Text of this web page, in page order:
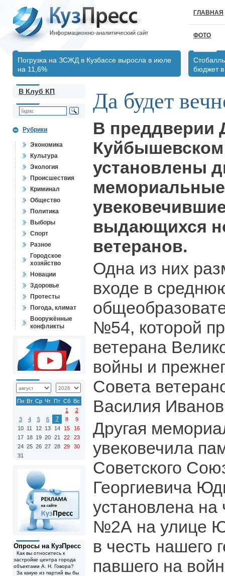
ГЛАВНАЯ
ФОТО
Погрузка на ЗСЖД в Кузбассе выросла в июле
на 11,6%
бюджет в
В Клуб КП
Рубрики
Экономика
Культура
Экология
Происшествия
Криминал
Общество
Политика
Выборы
Спорт
Разное
Городское
хозяйство
Новации
Здоровье
Протесты
Погода, климат
Вооружённые
конфликты
Пн Вт Ср Чт Пт Сб Вс
1
2
3
4 5 6 7 8
9
10 11 12 13 14 15
16
17 18 19 20 21 22
23
24 25 26 27 28 29
30
31
Опросы на КузПресс
Как вы относитесь к
застройке центра города
объектами А. Н. Говора?
За какую из партий вы бы
Да будет
В преддверии
установлены
выдающихся
ветеранов.
Одна из них
входе в
№54, которой
ветерана
войны и
Совета
Василия
Другая
увековечила
Советского
Георгиевича
установлена
№2А на улице
в честь нашего
павшего на